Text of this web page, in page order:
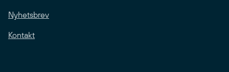
Nyhetsbrev
Kontakt